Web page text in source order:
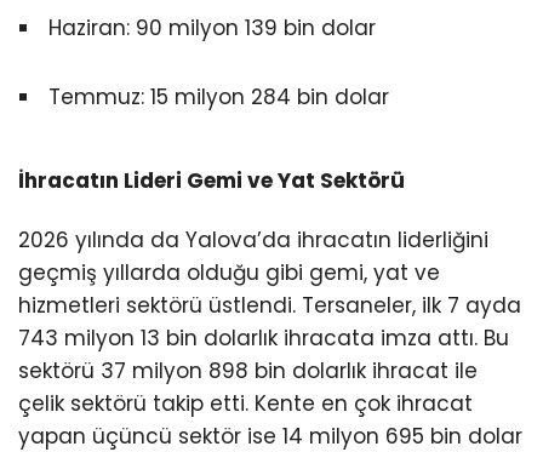
Haziran: 90 milyon 139 bin dolar
Temmuz: 15 milyon 284 bin dolar
İhracatın Lideri Gemi ve Yat Sektörü
2026 yılında da Yalova’da ihracatın liderliğini
geçmiş yıllarda olduğu gibi gemi, yat ve
hizmetleri sektörü üstlendi. Tersaneler, ilk 7 ayda
743 milyon 13 bin dolarlık ihracata imza attı. Bu
sektörü 37 milyon 898 bin dolarlık ihracat ile
çelik sektörü takip etti. Kente en çok ihracat
yapan üçüncü sektör ise 14 milyon 695 bin dolar